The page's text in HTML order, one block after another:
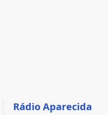
Rádio Aparecida